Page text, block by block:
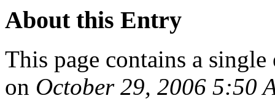
About this Entry
This page contains a
on October 29, 2006 5:50